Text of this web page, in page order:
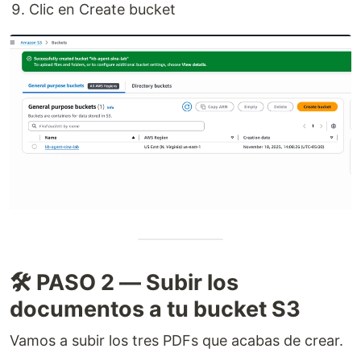
Clic en Create bucket
🛠️ PASO 2 — Subir los
documentos a tu bucket S3
Vamos a subir los tres PDFs que acabas de crear.